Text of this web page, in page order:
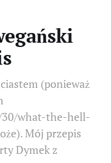
(ponieważ
what-the-hell-
Mój przepis
Dymek z